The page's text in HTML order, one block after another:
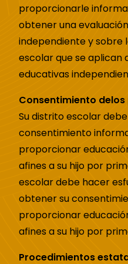
proporcionarle
obtener una
independiente y sobre
escolar que se aplican
educativas
Consentimiento de
Su distrito escolar
consentimiento
proporcionar
afines a su hijo por
escolar debe hacer
obtener su
proporcionar
afines a su hijo por
Procedimientos